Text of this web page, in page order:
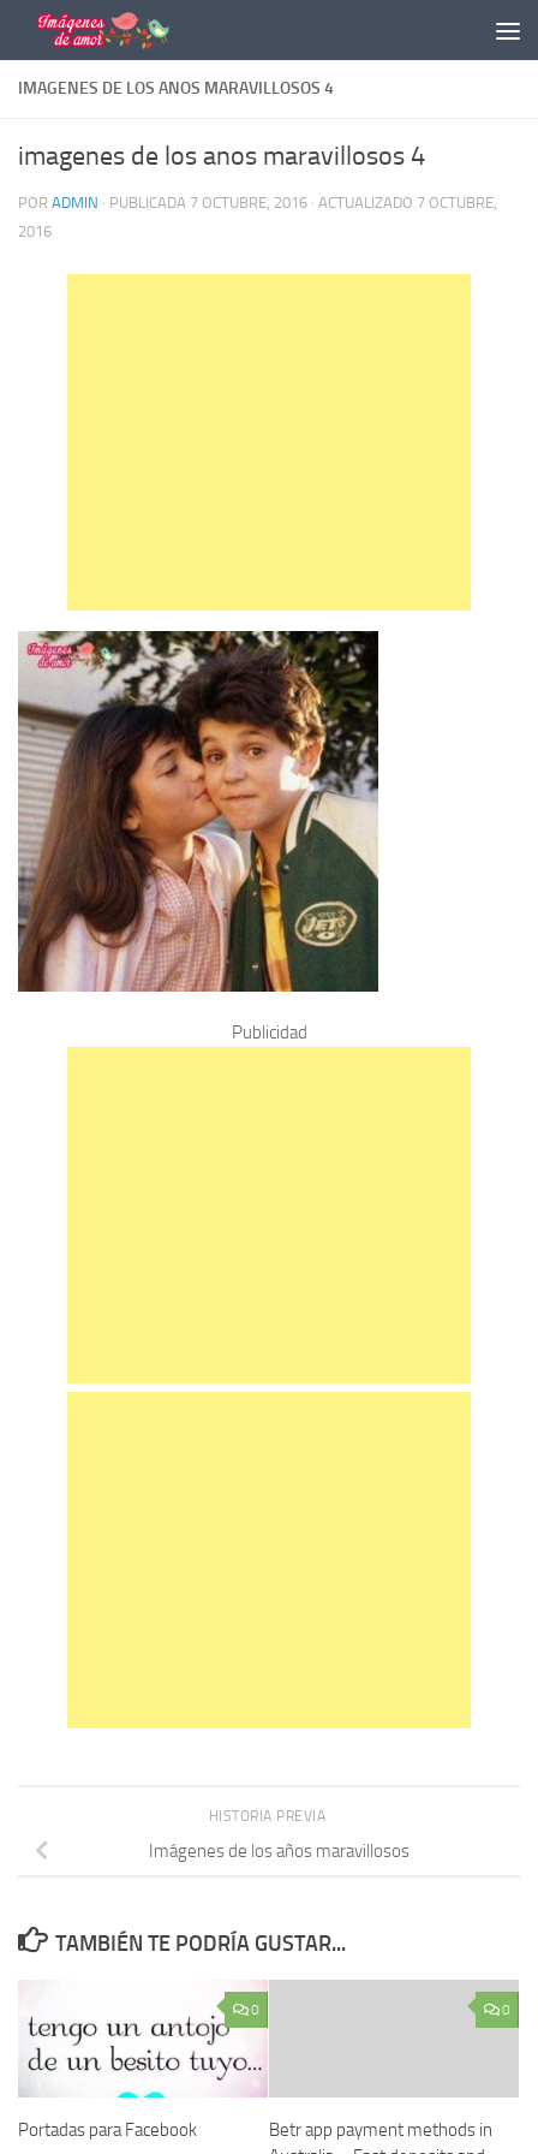
Saltar al contenido
IMAGENES DE LOS ANOS MARAVILLOSOS 4
imagenes de los anos maravillosos 4
POR ADMIN · PUBLICADA 7 OCTUBRE, 2016 · ACTUALIZADO 7 OCTUBRE,
2016
Publicidad
HISTORIA PREVIA
Imágenes de los años maravillosos
TAMBIÉN TE PODRÍA GUSTAR...
0
Portadas para Facebook
0
Betr app payment methods in